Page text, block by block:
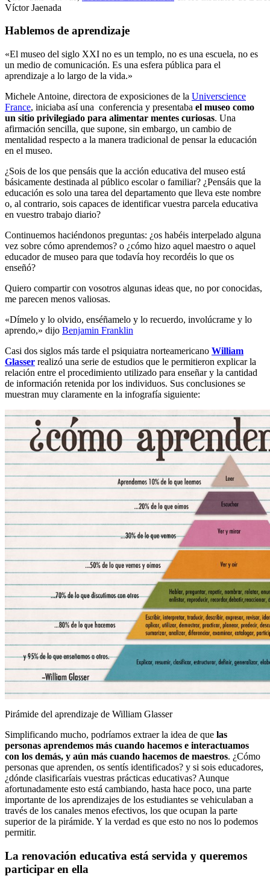
Víctor Jaenada
Hablemos de aprendizaje
«El museo del siglo XXI no es un templo, no es una escuela, no es
un medio de comunicación. Es una esfera pública para el
aprendizaje a lo largo de la vida.»
Michele Antoine, directora de exposiciones de la Universcience
France, iniciaba así una conferencia y presentaba el museo como
un sitio privilegiado para alimentar mentes curiosas. Una
afirmación sencilla, que supone, sin embargo, un cambio de
mentalidad respecto a la manera tradicional de pensar la educación
en el museo.
¿Sois de los que pensáis que la acción educativa del museo está
básicamente destinada al público escolar o familiar? ¿Pensáis que la
educación es solo una tarea del departamento que lleva este nombre
o, al contrario, sois capaces de identificar vuestra parcela educativa
en vuestro trabajo diario?
Continuemos haciéndonos preguntas: ¿os habéis interpelado alguna
vez sobre cómo aprendemos? o ¿cómo hizo aquel maestro o aquel
educador de museo para que todavía hoy recordéis lo que os
enseñó?
Quiero compartir con vosotros algunas ideas que, no por conocidas,
me parecen menos valiosas.
«Dímelo y lo olvido, enséñamelo y lo recuerdo, involúcrame y lo
aprendo,» dijo Benjamin Franklin
Casi dos siglos más tarde el psiquiatra norteamericano William
Glasser realizó una serie de estudios que le permitieron explicar la
relación entre el procedimiento utilizado para enseñar y la cantidad
de información retenida por los individuos. Sus conclusiones se
muestran muy claramente en la infografía siguiente:
Pirámide del aprendizaje de William Glasser
Simplificando mucho, podríamos extraer la idea de que las
personas aprendemos más cuando hacemos e interactuamos
con los demás, y aún más cuando hacemos de maestros. ¿Cómo
personas que aprenden, os sentís identificados? y si sois educadores,
¿dónde clasificaríais vuestras prácticas educativas? Aunque
afortunadamente esto está cambiando, hasta hace poco, una parte
importante de los aprendizajes de los estudiantes se vehiculaban a
través de los canales menos efectivos, los que ocupan la parte
superior de la pirámide. Y la verdad es que esto no nos lo podemos
permitir.
La renovación educativa está servida y queremos
participar en ella